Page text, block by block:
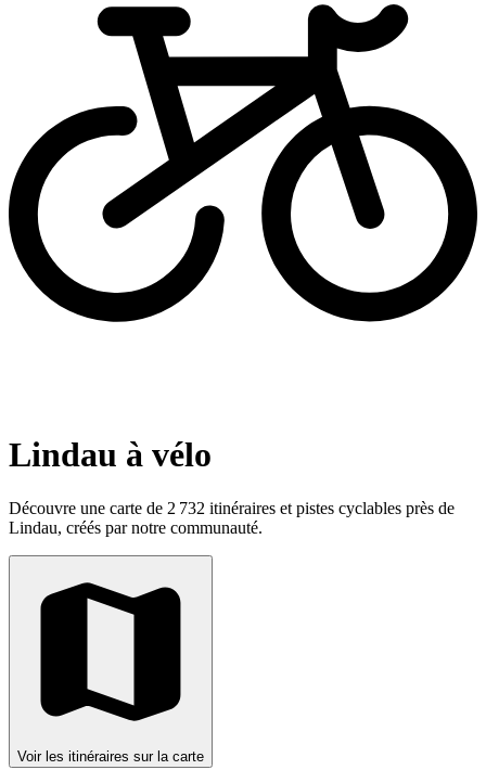
Lindau à vélo
Découvre une carte de 2 732 itinéraires et pistes cyclables près de
Lindau, créés par notre communauté.
Voir les itinéraires sur la carte